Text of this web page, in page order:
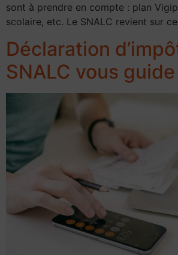
sont à prendre en compte : plan
scolaire, etc. Le SNALC revient sur
Déclaration
SNALC vous guide